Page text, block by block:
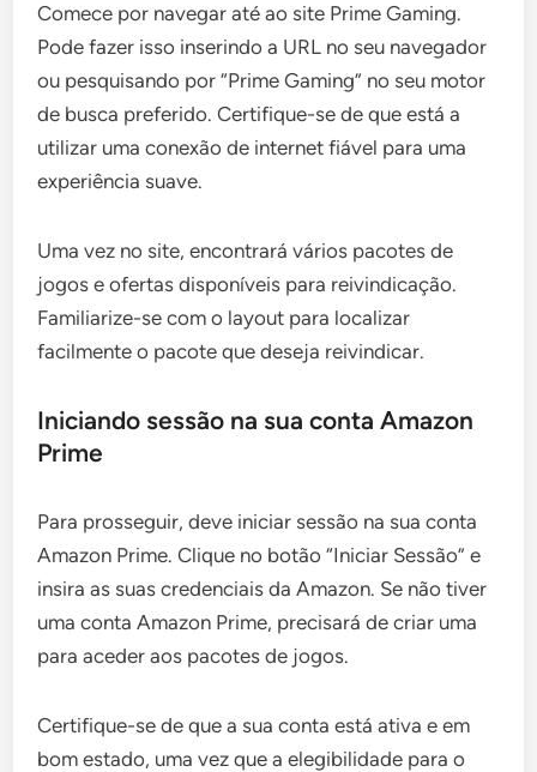
Comece por navegar até ao site Prime Gaming.
Pode fazer isso inserindo a URL no seu navegador
ou pesquisando por “Prime Gaming” no seu motor
de busca preferido. Certifique-se de que está a
utilizar uma conexão de internet fiável para uma
experiência suave.
Uma vez no site, encontrará vários pacotes de
jogos e ofertas disponíveis para reivindicação.
Familiarize-se com o layout para localizar
facilmente o pacote que deseja reivindicar.
Iniciando sessão na sua conta Amazon
Prime
Para prosseguir, deve iniciar sessão na sua conta
Amazon Prime. Clique no botão “Iniciar Sessão” e
insira as suas credenciais da Amazon. Se não tiver
uma conta Amazon Prime, precisará de criar uma
para aceder aos pacotes de jogos.
Certifique-se de que a sua conta está ativa e em
bom estado, uma vez que a elegibilidade para o